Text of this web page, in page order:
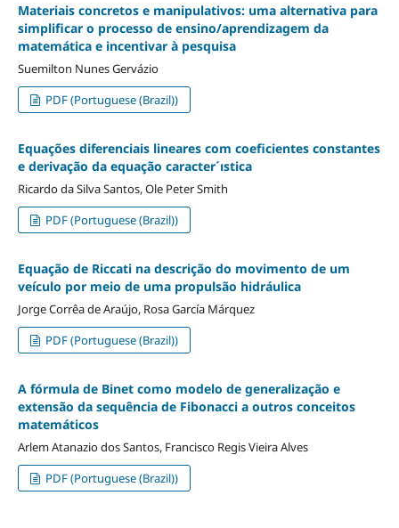
Materiais concretos e manipulativos: uma alternativa para
simplificar o processo de ensino/aprendizagem da
matemática e incentivar à pesquisa
Suemilton Nunes Gervázio
PDF (Portuguese (Brazil))
Equações diferenciais lineares com coeficientes constantes
e derivação da equação caracter´ıstica
Ricardo da Silva Santos, Ole Peter Smith
PDF (Portuguese (Brazil))
Equação de Riccati na descrição do movimento de um
veículo por meio de uma propulsão hidráulica
Jorge Corrêa de Araújo, Rosa García Márquez
PDF (Portuguese (Brazil))
A fórmula de Binet como modelo de generalização e
extensão da sequência de Fibonacci a outros conceitos
matemáticos
Arlem Atanazio dos Santos, Francisco Regis Vieira Alves
PDF (Portuguese (Brazil))